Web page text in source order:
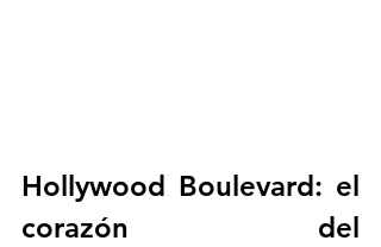
Hollywood Boulevard: el
corazón del